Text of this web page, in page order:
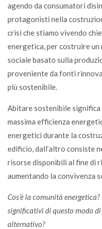
agendo da consumatori
protagonisti nella
crisi che stiamo vivendo
energetica, per costruire
sociale basato sulla
proveniente da fonti
più sostenibile.
Abitare sostenibile
massima efficienza
energetici durante la
edificio, dall’altro consiste
risorse disponibili al fine di
aumentando la convivenza
Cos’è la comunità
significativi di questo modo
alternativo?